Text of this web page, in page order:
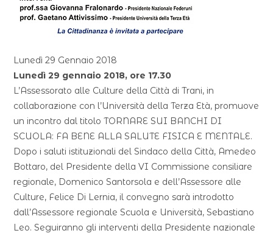
Lunedì 29 Gennaio 2018
Lunedì 29 gennaio 2018, ore 17.30
L’Assessorato alle Culture della Città di Trani, in
collaborazione con l’Università della Terza Età, promuove
un incontro dal titolo TORNARE SUI BANCHI DI
SCUOLA: FA BENE ALLA SALUTE FISICA E MENTALE.
Dopo i saluti istituzionali del Sindaco della Città, Amedeo
Bottaro, del Presidente della VI Commissione consiliare
regionale, Domenico Santorsola e dell’Assessore alle
Culture, Felice Di Lernia, il convegno sarà introdotto
dall’Assessore regionale Scuola e Università, Sebastiano
Leo. Seguiranno gli interventi della Presidente nazionale